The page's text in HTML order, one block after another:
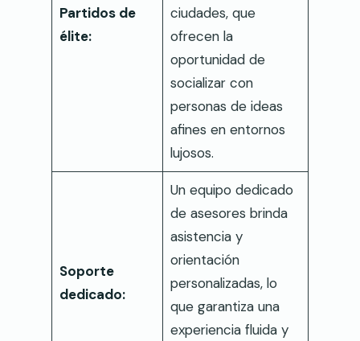
Partidos de
élite:
ciudades, que
ofrecen la
oportunidad de
socializar con
personas de ideas
afines en entornos
lujosos.
Soporte
dedicado:
Un equipo dedicado
de asesores brinda
asistencia y
orientación
personalizadas, lo
que garantiza una
experiencia fluida y